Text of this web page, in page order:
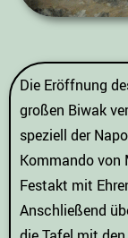
Die Eröffnung
großen Biwak
speziell der
Kommando von
Festakt mit
Anschließend